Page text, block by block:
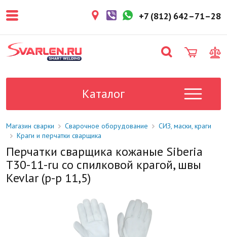
более 3 рабочих дней.
поставки в магазин: 1-2 рабочих
дня.
Данный товар отсутствует на
уточните у менеджера.
+7 (812) 642–71–28
Каталог
Магазин сварки Сварочное оборудование
СИЗ, маски, краги
Краги и перчатки сварщика
Перчатки сварщика кожаные Siberia
Т30-11-ru со спилковой крагой, швы
Kevlar (р-р 11,5)